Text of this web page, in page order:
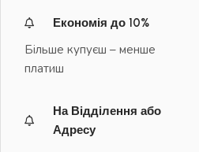
Економія до 10%
Більше купуєш – менше
платиш
На Відділення або
Адресу